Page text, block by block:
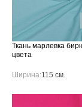
Ткань марлевка
цвета
Ширина:115 см.